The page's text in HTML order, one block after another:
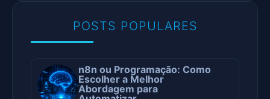
POSTS POPULARES
n8n ou Programação: Como
Escolher a Melhor
Abordagem para